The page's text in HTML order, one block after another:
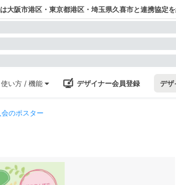
大阪市港区・東京都港区・埼玉県久喜市と連携協定
使い方 / 機能 デザイナー会員登録 デザ
のポスター